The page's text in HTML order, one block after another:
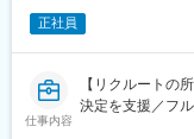
＊ 言語：Go，
＊ クラウド：
＊ PC：MacBook
＊ 椅子：アーロ
■働く環境：
正社員
仕事内容
【リクルートの
決定を支援／フ